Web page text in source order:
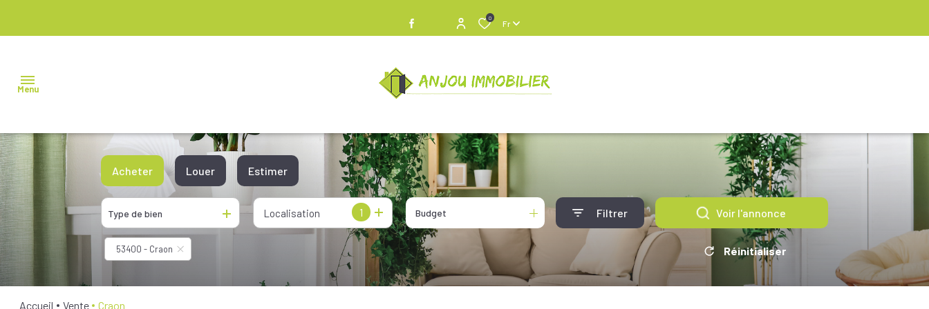
0
Fr
Menu
NOS
BIENS À
VENDRE
NOS
VENDUS
Acheter
De l'ancien
De l'immo pro
Louer
De l'immo pro
Estimer
Type de bien 1
Localisation Budget Filtrer Voir l'annonce
53400 - Craon Réinitialiser
Accueil Vente Craon